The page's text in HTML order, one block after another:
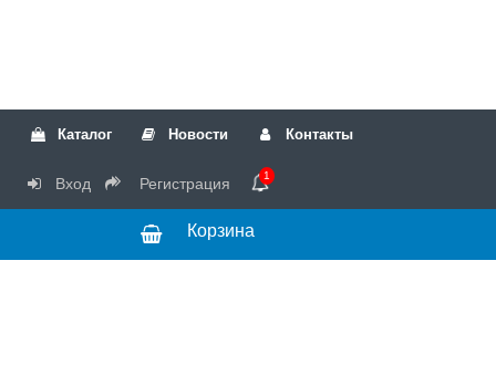
Каталог Новости Контакты
Вход Регистрация 1
Корзина